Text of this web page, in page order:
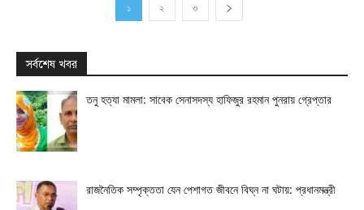
১ ২ ৩
সর্বশেষ খবর
তনু হত্যা মামলা: সাবেক সেনাসদস্য হাফিজুর রহমান পুনরায় গ্রেপ্তার
রাজনৈতিক সম্পৃক্ততা যেন পেশাগত জীবনে বিঘ্ন না ঘটায়: প্রধানমন্ত্রী